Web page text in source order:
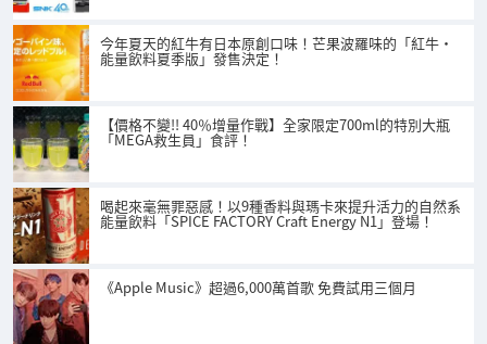
今年夏天的紅牛有日本原創口味！芒果波羅味的「紅牛・
能量飲料夏季版」發售決定！
【價格不變!! 40％增量作戰】全家限定700ml的特別大瓶
「MEGA救生員」食評！
喝起來毫無罪惡感！以9種香料與瑪卡來提升活力的自然系
能量飲料「SPICE FACTORY Craft Energy N1」登場！
《Apple Music》超過6,000萬首歌 免費試用三個月